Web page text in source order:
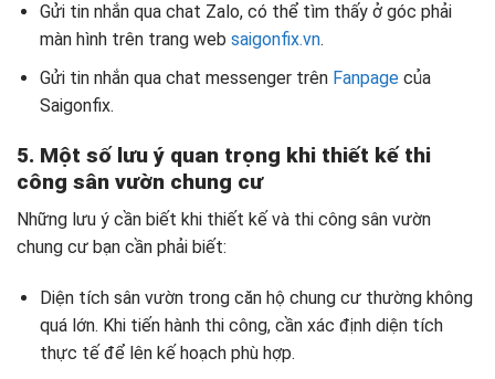
Gửi tin nhắn qua chat Zalo, có thể tìm thấy ở góc phải
màn hình trên trang web saigonfix.vn.
Gửi tin nhắn qua chat messenger trên Fanpagecủa
Saigonfix.
5. Một số lưu ý quan trọng khi thiết kế thi
công sân vườn chung cư
Những lưu ý cần biết khi thiết kế và thi công sân vườn
chung cư bạn cần phải biết:
Diện tích sân vườn trong căn hộ chung cư thường không
quá lớn. Khi tiến hành thi công, cần xác định diện tích
thực tế để lên kế hoạch phù hợp.